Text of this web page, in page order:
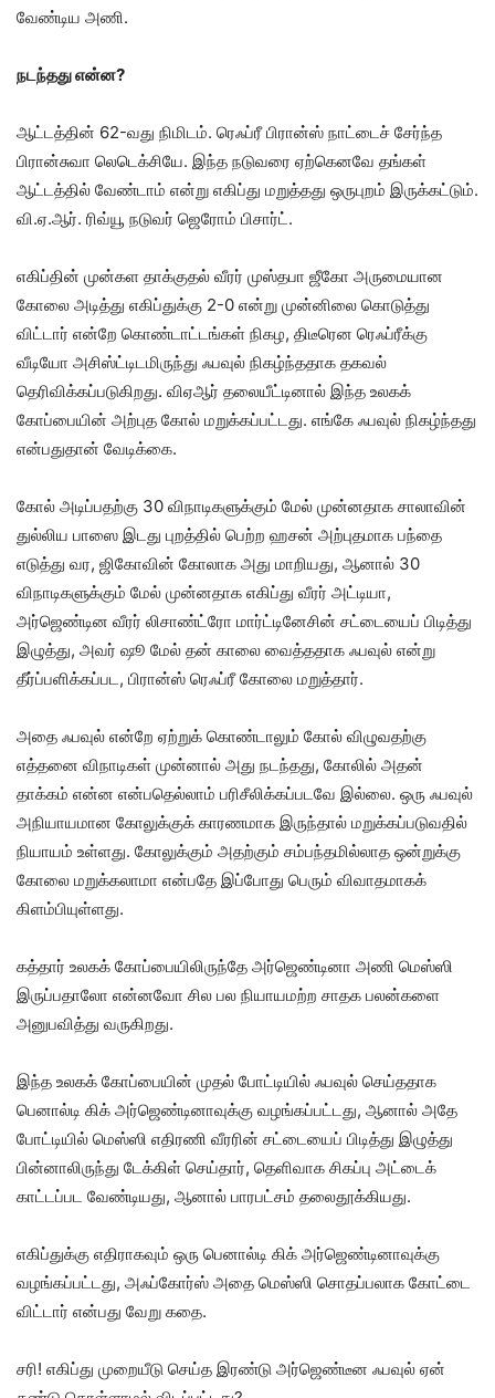
வேண்டிய அணி.
நடந்தது என்ன?
ஆட்டத்தின் 62-வது நிமிடம். ரெஃப்ரீ பிரான்ஸ் நாட்டைச் சேர்ந்த
பிரான்சுவா லெடெக்சியே. இந்த நடுவரை ஏற்கெனவே தங்கள்
ஆட்டத்தில் வேண்டாம் என்று எகிப்து மறுத்தது ஒருபுறம் இருக்கட்டும்.
வி.ஏ.ஆர். ரிவ்யூ நடுவர் ஜெரோம் பிசார்ட்.
எகிப்தின் முன்கள தாக்குதல் வீரர் முஸ்தபா ஜீகோ அருமையான
கோலை அடித்து எகிப்துக்கு 2-0 என்று முன்னிலை கொடுத்து
விட்டார் என்றே கொண்டாட்டங்கள் நிகழ, திடீரென ரெஃப்ரீக்கு
வீடியோ அசிஸ்ட்டிடமிருந்து ஃபவுல் நிகழ்ந்ததாக தகவல்
தெரிவிக்கப்படுகிறது. விஏஆர் தலையீட்டினால் இந்த உலகக்
கோப்பையின் அற்புத கோல் மறுக்கப்பட்டது. எங்கே ஃபவுல் நிகழ்ந்தது
என்பதுதான் வேடிக்கை.
கோல் அடிப்பதற்கு 30 விநாடிகளுக்கும் மேல் முன்னதாக சாலாவின்
துல்லிய பாஸை இடது புறத்தில் பெற்ற ஹசன் அற்புதமாக பந்தை
எடுத்து வர, ஜிகோவின் கோலாக அது மாறியது, ஆனால் 30
விநாடிகளுக்கும் மேல் முன்னதாக எகிப்து வீரர் அட்டியா,
அர்ஜெண்டின வீரர் லிசாண்ட்ரோ மார்ட்டினேசின் சட்டையைப் பிடித்து
இழுத்து, அவர் ஷூ மேல் தன் காலை வைத்ததாக ஃபவுல் என்று
தீர்ப்பளிக்கப்பட, பிரான்ஸ் ரெஃப்ரீ கோலை மறுத்தார்.
அதை ஃபவுல் என்றே ஏற்றுக் கொண்டாலும் கோல் விழுவதற்கு
எத்தனை விநாடிகள் முன்னால் அது நடந்தது, கோலில் அதன்
தாக்கம் என்ன என்பதெல்லாம் பரிசீலிக்கப்படவே இல்லை. ஒரு ஃபவுல்
அநியாயமான கோலுக்குக் காரணமாக இருந்தால் மறுக்கப்படுவதில்
நியாயம் உள்ளது. கோலுக்கும் அதற்கும் சம்பந்தமில்லாத ஒன்றுக்கு
கோலை மறுக்கலாமா என்பதே இப்போது பெரும் விவாதமாகக்
கிளம்பியுள்ளது.
கத்தார் உலகக் கோப்பையிலிருந்தே அர்ஜெண்டினா அணி மெஸ்ஸி
இருப்பதாலோ என்னவோ சில பல நியாயமற்ற சாதக பலன்களை
அனுபவித்து வருகிறது.
இந்த உலகக் கோப்பையின் முதல் போட்டியில் ஃபவுல் செய்ததாக
பெனால்டி கிக் அர்ஜெண்டினாவுக்கு வழங்கப்பட்டது, ஆனால் அதே
போட்டியில் மெஸ்ஸி எதிரணி வீரரின் சட்டையைப் பிடித்து இழுத்து
பின்னாலிருந்து டேக்கிள் செய்தார், தெளிவாக சிகப்பு அட்டைக்
காட்டப்பட வேண்டியது, ஆனால் பாரபட்சம் தலைதூக்கியது.
எகிப்துக்கு எதிராகவும் ஒரு பெனால்டி கிக் அர்ஜெண்டினாவுக்கு
வழங்கப்பட்டது, அஃப்கோர்ஸ் அதை மெஸ்ஸி சொதப்பலாக கோட்டை
விட்டார் என்பது வேறு கதை.
சரி! எகிப்து முறையீடு செய்த இரண்டு அர்ஜெண்டீன ஃபவுல் ஏன்